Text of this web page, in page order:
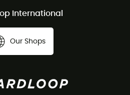
International
Our Shops